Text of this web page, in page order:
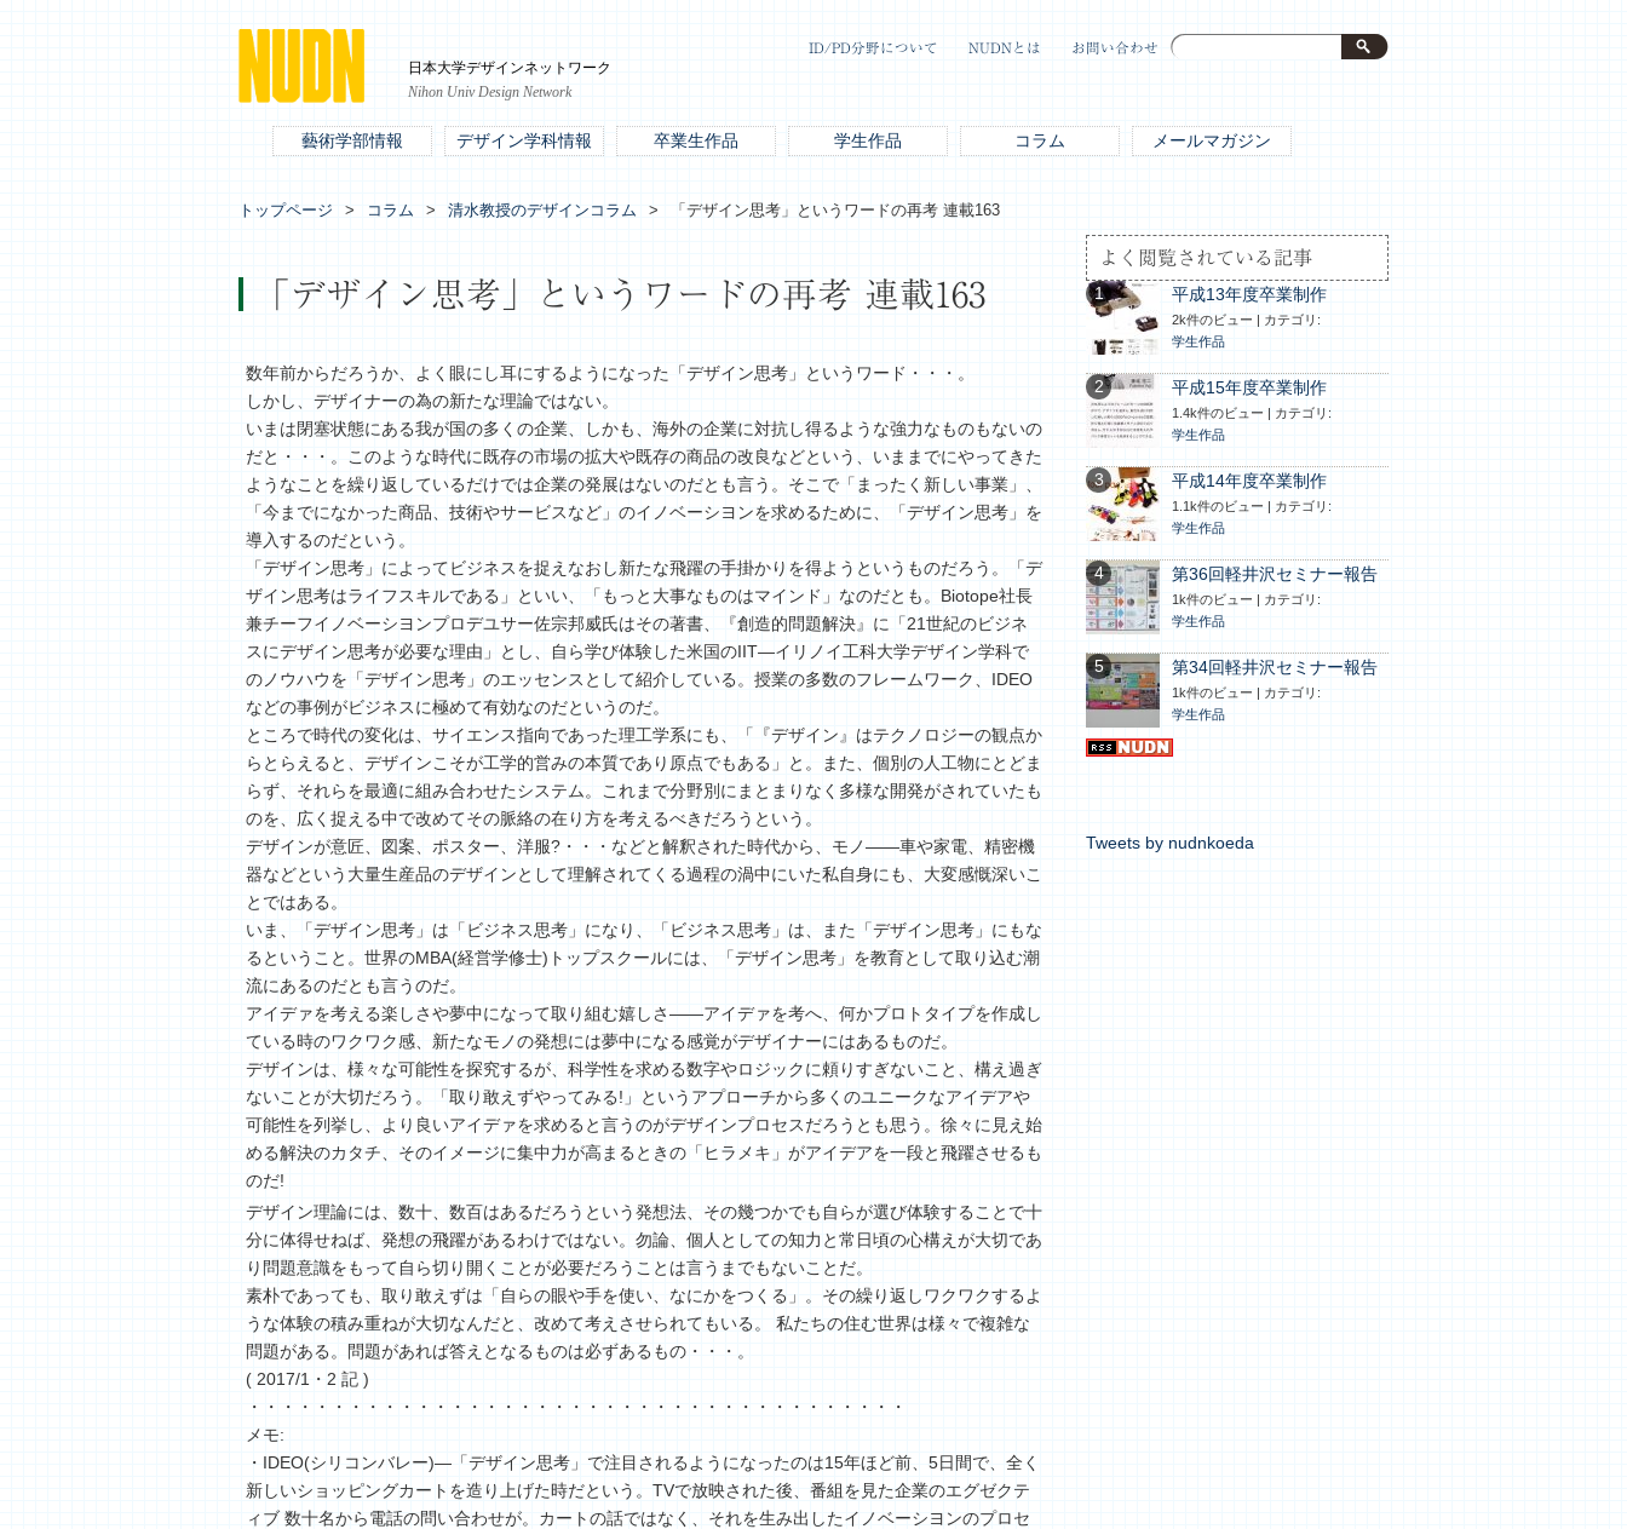
日本大学デザインネットワーク
Nihon Univ Design Network
ID/PD分野について NUDNとは お問い合わせ
藝術学部情報 デザイン学科情報 卒業生作品 学生作品 コラム メールマガジン
トップページ コラム 清水教授のデザインコラム 「デザイン思考」というワードの再考 連載163
「デザイン思考」というワードの再考 連載163
数年前からだろうか、よく眼にし耳にするようになった「デザイン思考」というワード・・・。
しかし、デザイナーの為の新たな理論ではない。
いまは閉塞状態にある我が国の多くの企業、しかも、海外の企業に対抗し得るような強力なものもないの
だと・・・。このような時代に既存の市場の拡大や既存の商品の改良などという、いままでにやってきた
ようなことを繰り返しているだけでは企業の発展はないのだとも言う。そこで「まったく新しい事業」、
「今までになかった商品、技術やサービスなど」のイノベーシヨンを求めるために、「デザイン思考」を
導入するのだという。
「デザイン思考」によってビジネスを捉えなおし新たな飛躍の手掛かりを得ようというものだろう。「デ
ザイン思考はライフスキルである」といい、「もっと大事なものはマインド」なのだとも。Biotope社長
兼チーフイノベーシヨンプロデユサー佐宗邦威氏はその著書、『創造的問題解決』に「21世紀のビジネ
スにデザイン思考が必要な理由」とし、自ら学び体験した米国のIIT―イリノイ工科大学デザイン学科で
のノウハウを「デザイン思考」のエッセンスとして紹介している。授業の多数のフレームワーク、IDEO
などの事例がビジネスに極めて有効なのだというのだ。
ところで時代の変化は、サイエンス指向であった理工学系にも、「『デザイン』はテクノロジーの観点か
らとらえると、デザインこそが工学的営みの本質であり原点でもある」と。また、個別の人工物にとどま
らず、それらを最適に組み合わせたシステム。これまで分野別にまとまりなく多様な開発がされていたも
のを、広く捉える中で改めてその脈絡の在り方を考えるべきだろうという。
デザインが意匠、図案、ポスター、洋服?・・・などと解釈された時代から、モノ――車や家電、精密機
器などという大量生産品のデザインとして理解されてくる過程の渦中にいた私自身にも、大変感慨深いこ
とではある。
いま、「デザイン思考」は「ビジネス思考」になり、「ビジネス思考」は、また「デザイン思考」にもな
るということ。世界のMBA(経営学修士)トップスクールには、「デザイン思考」を教育として取り込む潮
流にあるのだとも言うのだ。
アイデァを考える楽しさや夢中になって取り組む嬉しさ――アイデァを考へ、何かプロトタイプを作成し
ている時のワクワク感、新たなモノの発想には夢中になる感覚がデザイナーにはあるものだ。
デザインは、様々な可能性を探究するが、科学性を求める数字やロジックに頼りすぎないこと、構え過ぎ
ないことが大切だろう。「取り敢えずやってみる!」というアプローチから多くのユニークなアイデアや
可能性を列挙し、より良いアイデァを求めると言うのがデザインプロセスだろうとも思う。徐々に見え始
める解決のカタチ、そのイメージに集中力が高まるときの「ヒラメキ」がアイデアを一段と飛躍させるも
のだ!
デザイン理論には、数十、数百はあるだろうという発想法、その幾つかでも自らが選び体験することで十
分に体得せねば、発想の飛躍があるわけではない。勿論、個人としての知力と常日頃の心構えが大切であ
り問題意識をもって自ら切り開くことが必要だろうことは言うまでもないことだ。
素朴であっても、取り敢えずは「自らの眼や手を使い、なにかをつくる」。その繰り返しワクワクするよ
うな体験の積み重ねが大切なんだと、改めて考えさせられてもいる。 私たちの住む世界は様々で複雑な
問題がある。問題があれば答えとなるものは必ずあるもの・・・。
( 2017/1・2 記 )
・・・・・・・・・・・・・・・・・・・・・・・・・・・・・・・・・・・・・・・
メモ:
・IDEO(シリコンバレー)—「デザイン思考」で注目されるようになったのは15年ほど前、5日間で、全く
新しいショッピングカートを造り上げた時だという。TVで放映された後、番組を見た企業のエグゼクテ
ィブ 数十名から電話の問い合わせが。カートの話ではなく、それを生み出したイノベーシヨンのプロセ
よく閲覧されている記事
平成13年度卒業制作
2k件のビュー | カテゴリ:
学生作品
平成15年度卒業制作
1.4k件のビュー | カテゴリ:
学生作品
平成14年度卒業制作
1.1k件のビュー | カテゴリ:
学生作品
第36回軽井沢セミナー報告
1k件のビュー | カテゴリ:
学生作品
第34回軽井沢セミナー報告
1k件のビュー | カテゴリ:
学生作品
Tweets by nudnkoeda